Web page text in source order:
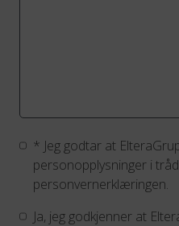
* Jeg godtar at
personopplysninger i
personvernerklæringen.
Ja, jeg godkjenner at